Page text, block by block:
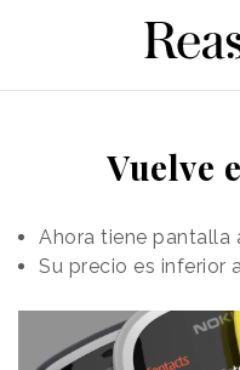
Vuelve
Ahora tiene pantalla
Su precio es inferior